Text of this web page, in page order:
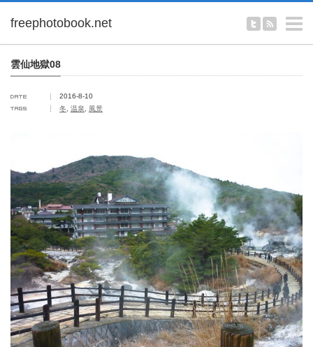
雲仙地獄08
2016-8-10
冬 温泉 風景